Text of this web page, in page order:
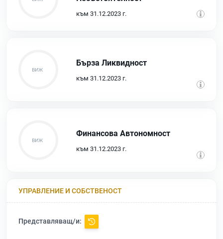
към 31.12.2023 г.
Бърза Ликвидност
към 31.12.2023 г.
Финансова Автономност
към 31.12.2023 г.
УПРАВЛЕНИЕ И СОБСТВЕНОСТ
Представляващ/и: